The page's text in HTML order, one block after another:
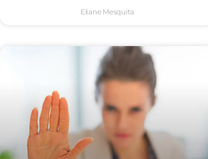
Eliane Mesquita